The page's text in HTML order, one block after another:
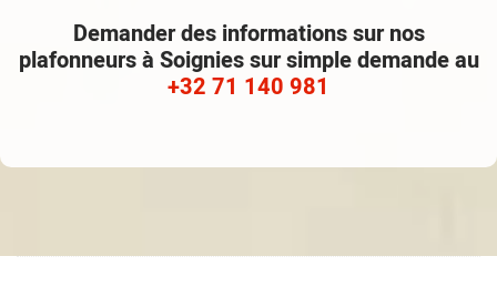
Demander des informations sur nos
plafonneurs à Soignies sur simple demande au
+32 71 140 981